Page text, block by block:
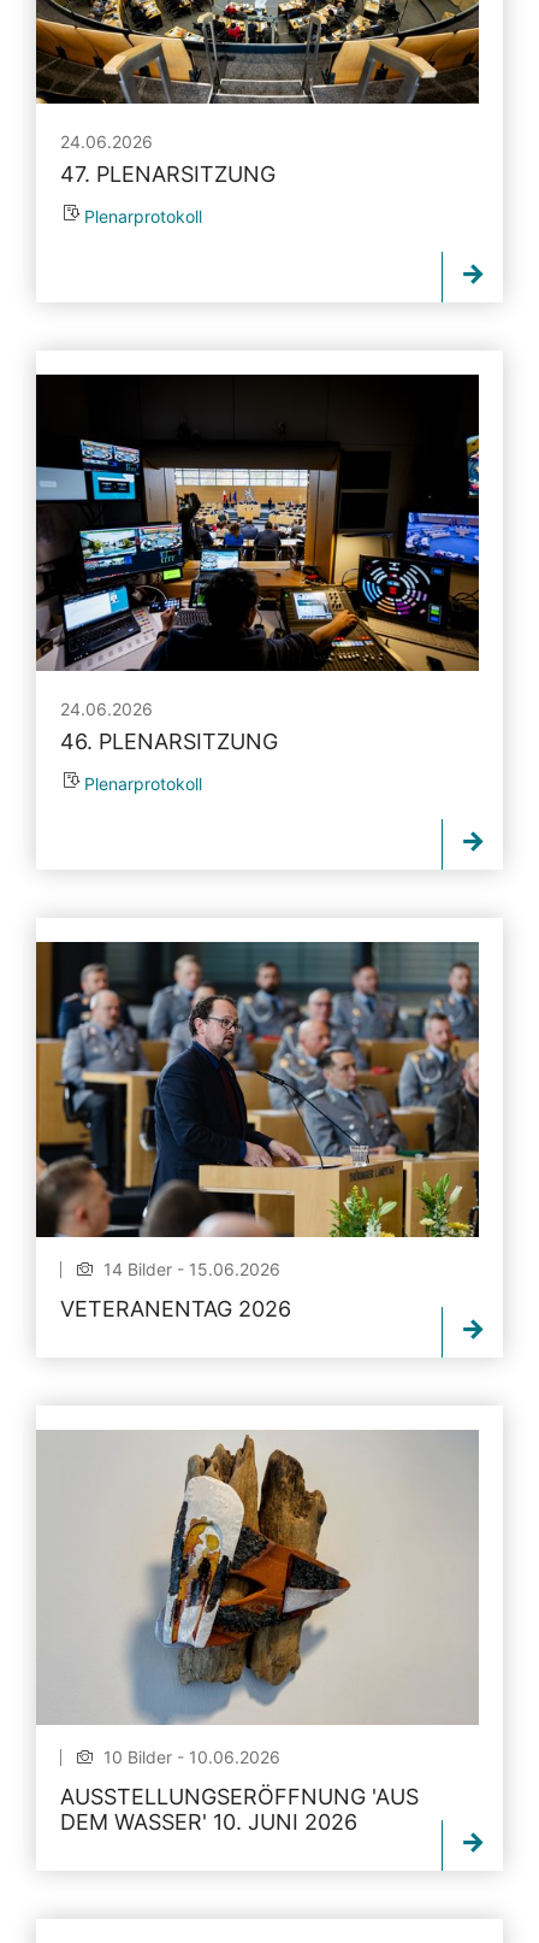
24.06.2026
47. PLENARSITZUNG
Plenarprotokoll
24.06.2026
46. PLENARSITZUNG
Plenarprotokoll
14 Bilder - 15.06.2026
VETERANENTAG 2026
10 Bilder - 10.06.2026
AUSSTELLUNGSERÖFFNUNG 'AUS
DEM WASSER' 10. JUNI 2026